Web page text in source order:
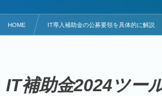
HOME IT導入補助金の公募要領を具体的に解説
IT補助金2024ツー